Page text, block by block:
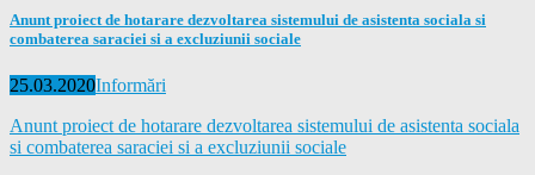
Anunt proiect de hotarare dezvoltarea sistemului de asistenta sociala si
combaterea saraciei si a excluziunii sociale
Posted
25.03.2020Categories
Informări
Anunt proiect de hotarare dezvoltarea sistemului de asistenta sociala
si combaterea saraciei si a excluziunii sociale